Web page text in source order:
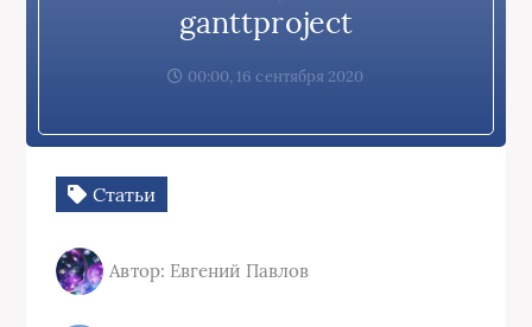
ganttproject
00:00, 16 сентября 2020
Статьи
Автор: Евгений Павлов